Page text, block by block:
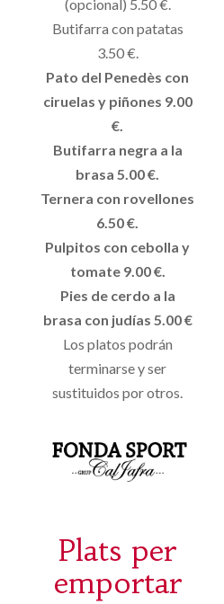
(opcional) 5.50 €.
Butifarra con patatas
3.50 €.
Pato del Penedès con
ciruelas y piñones 9.00
€.
Butifarra negra a la
brasa 5.00 €.
Ternera con rovellones
6.50 €.
Pulpitos con cebolla y
tomate 9.00 €.
Pies de cerdo a la
brasa con judías 5.00 €
Los platos podrán
terminarse y ser
sustituidos por otros.
Plats per
emportar